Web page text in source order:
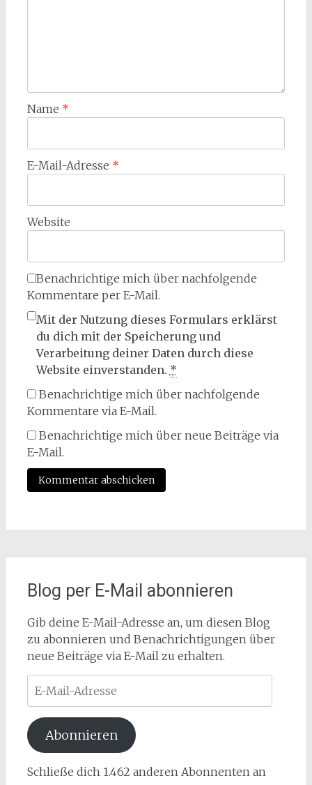
Name *
E-Mail-Adresse *
Website
Benachrichtige mich über nachfolgende
Kommentare per E-Mail.
Mit der Nutzung dieses Formulars erklärst
du dich mit der Speicherung und
Verarbeitung deiner Daten durch diese
Website einverstanden. *
Benachrichtige mich über nachfolgende
Kommentare via E-Mail.
Benachrichtige mich über neue Beiträge via
E-Mail.
Blog per E-Mail abonnieren
Gib deine E-Mail-Adresse an, um diesen Blog
zu abonnieren und Benachrichtigungen über
neue Beiträge via E-Mail zu erhalten.
Mail-
Adresse
Abonnieren
Schließe dich 1.462 anderen Abonnenten an